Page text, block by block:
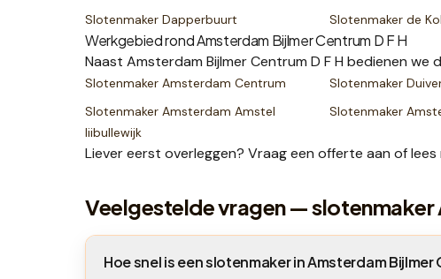
Slotenmaker Dapperbuurt Slotenmaker de
Werkgebied rondAmsterdam Bijlmer Centrum D F H
Naast Amsterdam Bijlmer Centrum D F H bedienen we
Slotenmaker Amsterdam Centrum Slotenmaker
Slotenmaker Amsterdam Amstel
Iiibullewijk
Slotenmaker
Liever eerst overleggen? Vraag een offerte aan of
Veelgestelde vragen — slotenmaker
Hoe snel is een slotenmaker in Amsterdam Bijlmer